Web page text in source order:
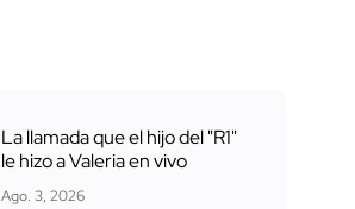
La llamada que el hijo del "R1"
le hizo a Valeria en vivo
Ago. 3, 2026